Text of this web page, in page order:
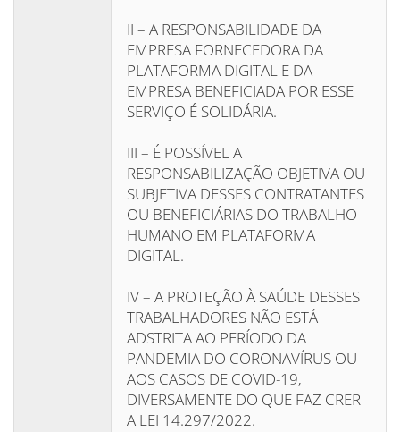
II – A RESPONSABILIDADE DA
EMPRESA FORNECEDORA DA
PLATAFORMA DIGITAL E DA
EMPRESA BENEFICIADA POR ESSE
SERVIÇO É SOLIDÁRIA.
III – É POSSÍVEL A
RESPONSABILIZAÇÃO OBJETIVA OU
SUBJETIVA DESSES CONTRATANTES
OU BENEFICIÁRIAS DO TRABALHO
HUMANO EM PLATAFORMA
DIGITAL.
IV – A PROTEÇÃO À SAÚDE DESSES
TRABALHADORES NÃO ESTÁ
ADSTRITA AO PERÍODO DA
PANDEMIA DO CORONAVÍRUS OU
AOS CASOS DE COVID-19,
DIVERSAMENTE DO QUE FAZ CRER
A LEI 14.297/2022.